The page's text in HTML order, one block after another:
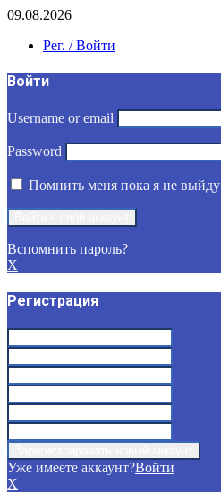
09.08.2026
Рег. / Войти
Войти
Username or email
Password
Помнить меня пока я не выйду
Вспомнить пароль?
X
Регистрация
Уже имеете аккаунт?Войти
X